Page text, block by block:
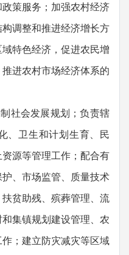
策服务；加强农村经济
调整和推进经济增长方
特色经济，促进农民增
进农村市场经济体系的
会发展规划；负责辖
、卫生和计划生育、民
源等管理工作；配合有
、市场监管、质量技术
贫助残、殡葬管理、流
集镇规划建设管理、农
；建立防灾减灾等区域